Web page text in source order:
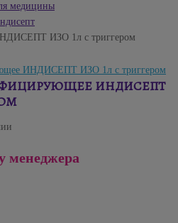
медицины
ИЗО 1л с триггером
ИНДИСЕПТ
менеджера